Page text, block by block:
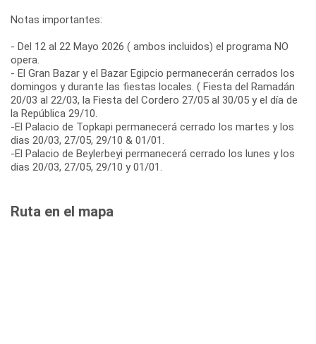
Notas importantes:
- Del 12 al 22 Mayo 2026 ( ambos incluidos) el programa NO
opera.
- El Gran Bazar y el Bazar Egipcio permanecerán cerrados los
domingos y durante las fiestas locales. ( Fiesta del Ramadán
20/03 al 22/03, la Fiesta del Cordero 27/05 al 30/05 y el día de
la República 29/10.
-El Palacio de Topkapi permanecerá cerrado los martes y los
dias 20/03, 27/05, 29/10 & 01/01.
-El Palacio de Beylerbeyi permanecerá cerrado los lunes y los
dias 20/03, 27/05, 29/10 y 01/01.
Ruta en el mapa